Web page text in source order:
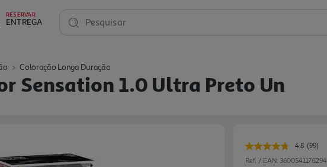
RESERVAR
ENTREGA Pesquisar
Coloração Longa Duração
Sensation 1.0 Ultra Preto Un
4.8 Leu
99
(99)
Ref. / EAN: 3600541176294